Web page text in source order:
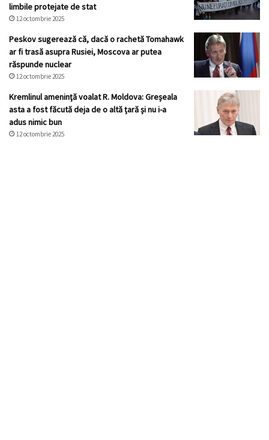
limbile protejate de stat
12 octombrie 2025
Peskov sugerează că, dacă o rachetă Tomahawk
ar fi trasă asupra Rusiei, Moscova ar putea
răspunde nuclear
12 octombrie 2025
Kremlinul ameninţă voalat R. Moldova: Greșeala
asta a fost făcută deja de o altă țară și nu i-a
adus nimic bun
12 octombrie 2025